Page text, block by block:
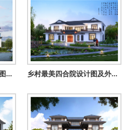
现代风格四合院别墅设计图，回老家建一栋吧 乡村最美四合院设计图及外观效果图片，国人的理想住宅